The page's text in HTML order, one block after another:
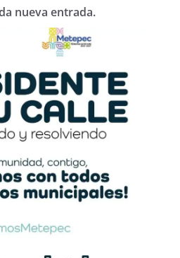
nueva entrada.